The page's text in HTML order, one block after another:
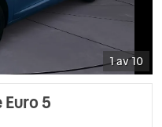
1 av 10
Euro 5